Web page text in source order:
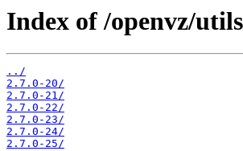
Index of /openvz/
../
2.7.0-20/
2.7.0-21/
2.7.0-22/
2.7.0-23/
2.7.0-24/
2.7.0-25/